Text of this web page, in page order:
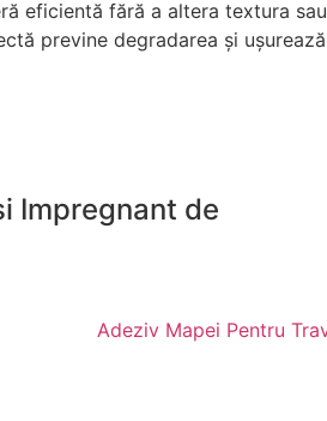
eficientă fără a altera textura sau
previne degradarea și ușurează
Impregnant de